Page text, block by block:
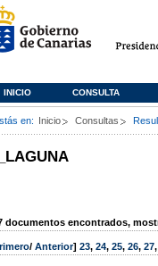
INICIO CONSULTA
en: Inicio Consultas
documentos encontrados,
/ Anterior] 23, 24, 25, 26, 27,